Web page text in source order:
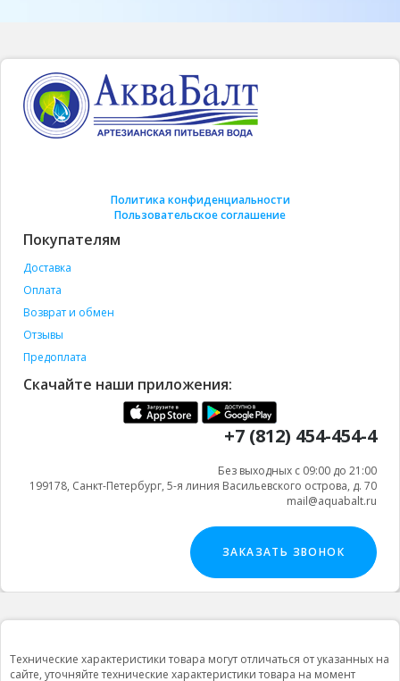
Политика конфиденциальности
Пользовательское соглашение
Покупателям
Доставка
Оплата
Возврат и обмен
Отзывы
Предоплата
Скачайте наши приложения:
+7 (812) 454-454-4
Без выходных с 09:00 до 21:00
199178, Санкт-Петербург, 5-я линия Васильевского острова, д. 70
mail@aquabalt.ru
ЗАКАЗАТЬ ЗВОНОК
Технические характеристики товара могут отличаться от указанных на
сайте, уточняйте технические характеристики товара на момент